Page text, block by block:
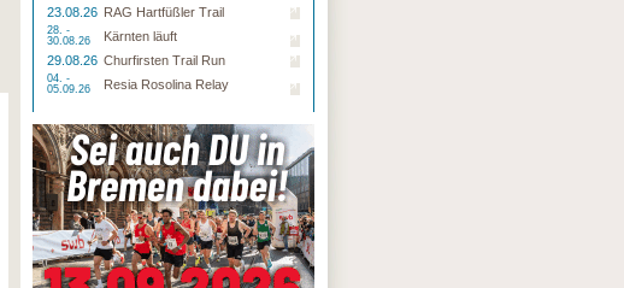
23.08.26 RAG Hartfüßler Trail
28. -
30.08.26
Kärnten läuft
29.08.26 Churfirsten Trail Run
04. -
05.09.26
Resia Rosolina Relay